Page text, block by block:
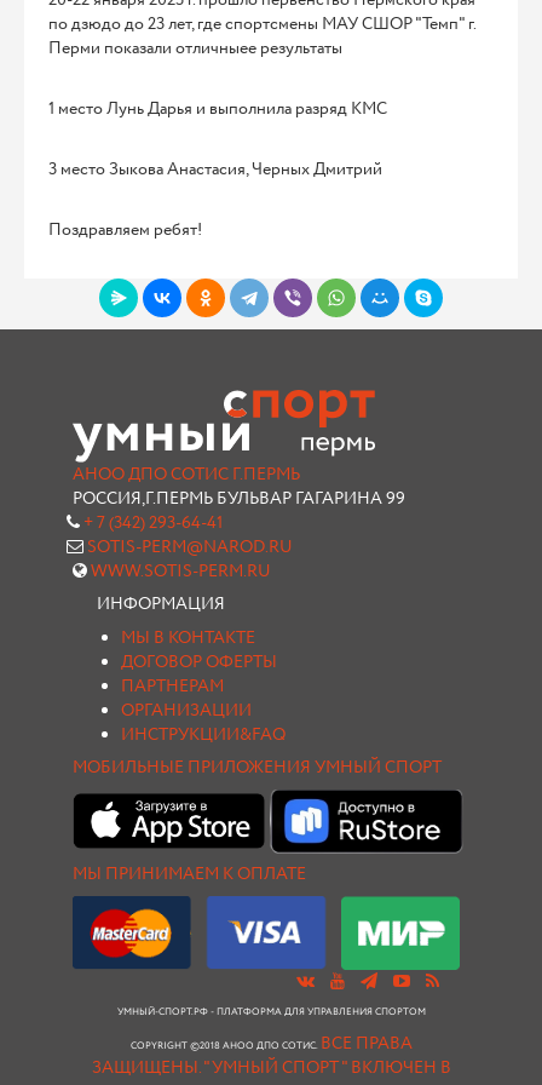
по дзюдо до 23 лет, где спортсмены МАУ СШОР "Темп" г.
Перми показали отличныее результаты
1 место Лунь Дарья и выполнила разряд КМС
3 место Зыкова Анастасия, Черных Дмитрий
Поздравляем ребят!
АНОО ДПО СОТИС Г.ПЕРМЬ
РОССИЯ,Г.ПЕРМЬ БУЛЬВАР ГАГАРИНА 99
+ 7 (342) 293-64-41
SOTIS-PERM@NAROD.RU
WWW.SOTIS-PERM.RU
ИНФОРМАЦИЯ
МЫ В КОНТАКТЕ
ДОГОВОР ОФЕРТЫ
ПАРТНЕРАМ
ОРГАНИЗАЦИИ
ИНСТРУКЦИИ&FAQ
МОБИЛЬНЫЕ ПРИЛОЖЕНИЯ УМНЫЙ СПОРТ
МЫ ПРИНИМАЕМ К ОПЛАТЕ
УМНЫЙ-СПОРТ.РФ - ПЛАТФОРМА ДЛЯ УПРАВЛЕНИЯ СПОРТОМ
COPYRIGHT ©2018 АНОО ДПО СОТИС. ВСЕ ПРАВА
ЗАЩИЩЕНЫ."УМНЫЙ СПОРТ " ВКЛЮЧЕН В